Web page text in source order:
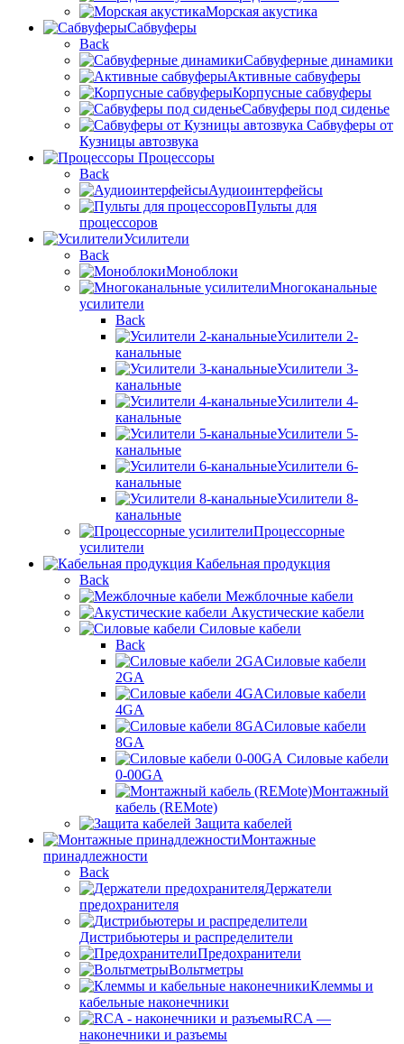
Морская акустика
Сабвуферы
Back
Сабвуферные динамики
Активные сабвуферы
Корпусные сабвуферы
Сабвуферы под сиденье
Сабвуферы от
Кузницы автозвука
Процессоры
Back
Аудиоинтерфейсы
Пульты для
процессоров
Усилители
Back
Моноблоки
Многоканальные
усилители
Back
Усилители 2-
канальные
Усилители 3-
канальные
Усилители 4-
канальные
Усилители 5-
канальные
Усилители 6-
канальные
Усилители 8-
канальные
Процессорные
усилители
Кабельная продукция
Back
Межблочные кабели
Акустические кабели
Силовые кабели
Back
Силовые кабели
2GA
Силовые кабели
4GA
Силовые кабели
8GA
Силовые кабели
0-00GA
Монтажный
кабель (REMote)
Защита кабелей
Монтажные
принадлежности
Back
Держатели
предохранителя
Дистрибьютеры и распределители
Предохранители
Вольтметры
Клеммы и
кабельные наконечники
RCA —
наконечники и разъемы